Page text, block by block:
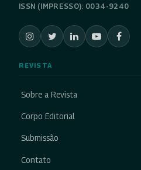
ISSN (IMPRESSO): 0034-9240
REVISTA
Sobre a Revista
Corpo Editorial
Submissão
Contato